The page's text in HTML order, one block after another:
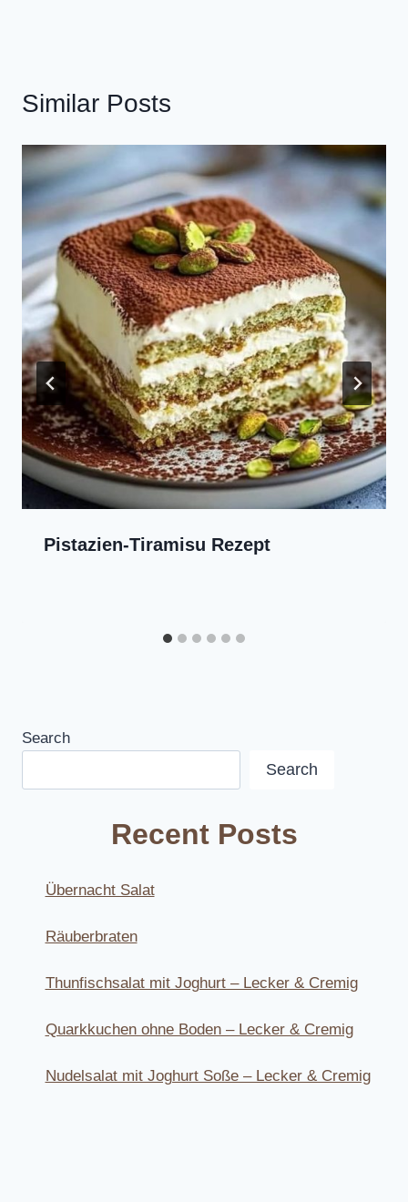
Similar Posts
Pistazien-Tiramisu Rezept
Search
Search
Recent Posts
Übernacht Salat
Räuberbraten
Thunfischsalat mit Joghurt – Lecker & Cremig
Quarkkuchen ohne Boden – Lecker & Cremig
Nudelsalat mit Joghurt Soße – Lecker & Cremig